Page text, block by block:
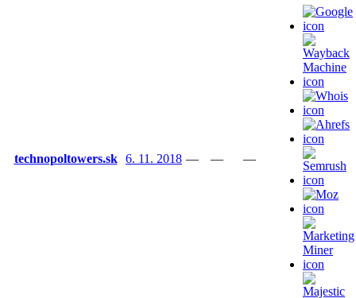
technopoltowers.sk 6. 11. 2018 — — —